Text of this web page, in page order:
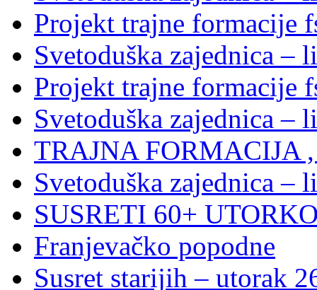
Projekt trajne formacije
Svetoduška zajednica –
Projekt trajne formacije
Svetoduška zajednica –
TRAJNA FORMACIJA
Svetoduška zajednica –
SUSRETI 60+
Franjevačko popodne
Susret starijih – utorak